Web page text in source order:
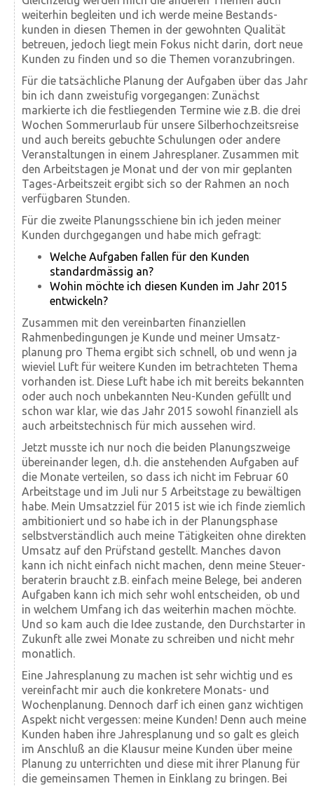
weiterhin begleiten und ich werde meine Bestands­
kunden in diesen Themen in der gewohnten Qualität
betreuen, jedoch liegt mein Fokus nicht darin, dort neue
Kunden zu finden und so die Themen voranzubringen.
Für die tatsächliche Planung der Aufgaben über das Jahr
bin ich dann zweistufig vorgegangen: Zunächst
markierte ich die festliegenden Termine wie z.B. die drei
Wochen Sommerurlaub für unsere Silberhochzeitsreise
und auch bereits gebuchte Schulungen oder andere
Veranstaltungen in einem Jahresplaner. Zusammen mit
den Arbeitstagen je Monat und der von mir geplanten
Tages-Arbeitszeit ergibt sich so der Rahmen an noch
verfügbaren Stunden.
Für die zweite Planungsschiene bin ich jeden meiner
Kunden durchgegangen und habe mich gefragt:
Welche Aufgaben fallen für den Kunden
standardmässig an?
Wohin möchte ich diesen Kunden im Jahr 2015
entwickeln?
Zusammen mit den vereinbarten finanziellen
Rahmenbedingungen je Kunde und meiner Umsatz­
planung pro Thema ergibt sich schnell, ob und wenn ja
wieviel Luft für weitere Kunden im betrachteten Thema
vorhanden ist. Diese Luft habe ich mit bereits bekannten
oder auch noch unbekannten Neu-Kunden gefüllt und
schon war klar, wie das Jahr 2015 sowohl finanziell als
auch arbeitstechnisch für mich aussehen wird.
Jetzt musste ich nur noch die beiden Planungszweige
übereinander legen, d.h. die anstehenden Aufgaben auf
die Monate verteilen, so dass ich nicht im Februar 60
Arbeitstage und im Juli nur 5 Arbeitstage zu bewältigen
habe. Mein Umsatzziel für 2015 ist wie ich finde ziemlich
ambitioniert und so habe ich in der Planungsphase
selbstverständlich auch meine Tätigkeiten ohne direkten
Umsatz auf den Prüfstand gestellt. Manches davon
kann ich nicht einfach nicht machen, denn meine Steuer­
beraterin braucht z.B. einfach meine Belege, bei anderen
Aufgaben kann ich mich sehr wohl entscheiden, ob und
in welchem Umfang ich das weiterhin machen möchte.
Und so kam auch die Idee zustande, den Durchstarter in
Zukunft alle zwei Monate zu schreiben und nicht mehr
monatlich.
Eine Jahresplanung zu machen ist sehr wichtig und es
vereinfacht mir auch die konkretere Monats- und
Wochenplanung. Dennoch darf ich einen ganz wichtigen
Aspekt nicht vergessen: meine Kunden! Denn auch meine
Kunden haben ihre Jahresplanung und so galt es gleich
im Anschluß an die Klausur meine Kunden über meine
Planung zu unterrichten und diese mit ihrer Planung für
die gemeinsamen Themen in Einklang zu bringen. Bei